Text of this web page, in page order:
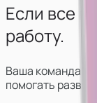
Если все
работу.
Ваша команда
помогать